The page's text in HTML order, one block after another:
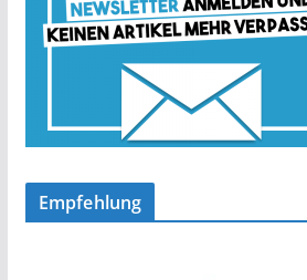
Empfehlung